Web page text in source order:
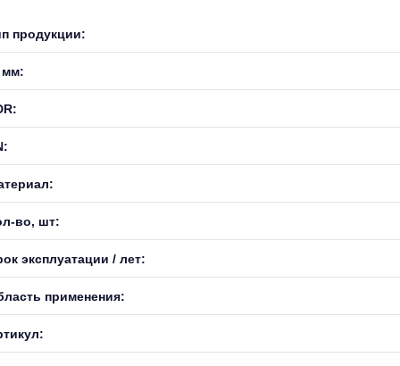
продукции:
мм:
во, шт:
эксплуатации / лет:
применения: